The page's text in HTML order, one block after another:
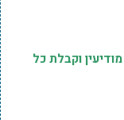
וקבלת כל